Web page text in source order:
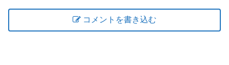
コメントを書き込む